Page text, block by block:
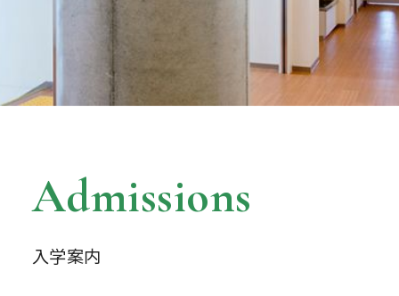
Admissions
入学案内